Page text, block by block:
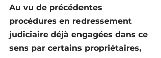
Au vu de précédentes
procédures en redressement
judiciaire déjà engagées dans ce
sens par certains propriétaires,